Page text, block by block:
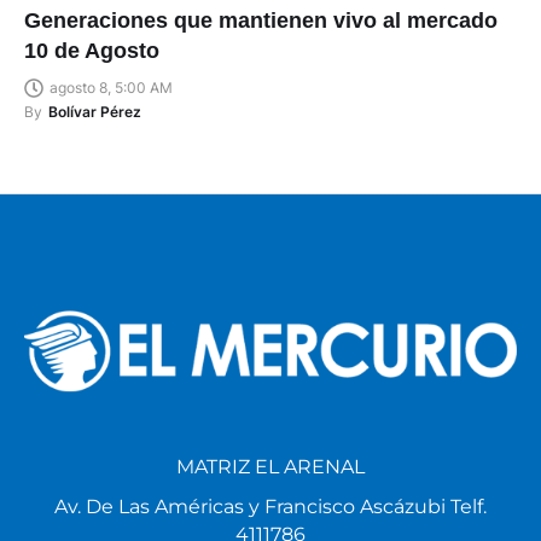
Generaciones que mantienen vivo al mercado
10 de Agosto
agosto 8, 5:00 AM
By Bolívar Pérez
MATRIZ EL ARENAL
Av. De Las Américas y Francisco Ascázubi Telf.
4111786